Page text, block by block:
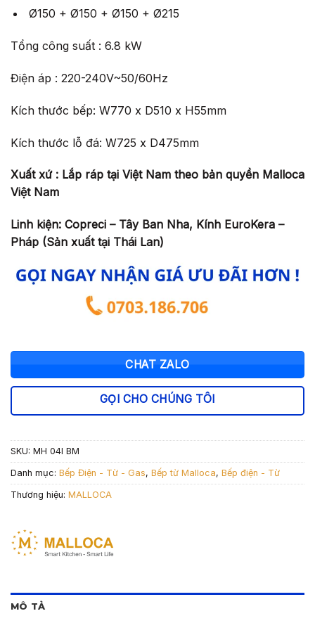
Ø150 + Ø150 + Ø150 + Ø215
Tổng công suất : 6.8 kW
Điện áp : 220-240V~50/60Hz
Kích thước bếp: W770 x D510 x H55mm
Kích thước lỗ đá: W725 x D475mm
Xuất xứ : Lắp ráp tại Việt Nam theo bản quyền Malloca
Việt Nam
Linh kiện: Copreci – Tây Ban Nha, Kính EuroKera –
Pháp (Sản xuất tại Thái Lan)
CHAT ZALO
GỌI CHO CHÚNG TÔI
SKU: MH 04I BM
Danh mục: Bếp Điện - Từ - Gas, Bếp từ Malloca, Bếp điện - Từ
Thương hiệu: MALLOCA
MÔ TẢ